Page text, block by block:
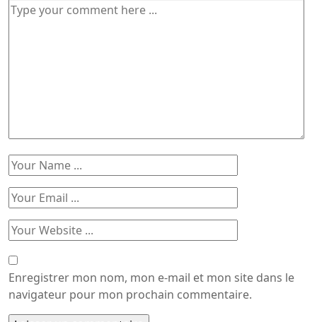
Enregistrer mon nom, mon e-mail et mon site dans le
navigateur pour mon prochain commentaire.